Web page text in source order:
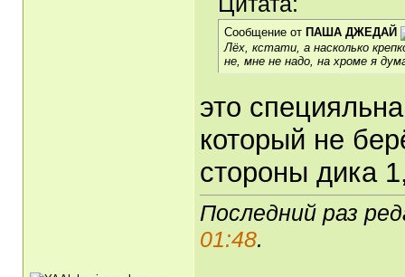
Сообщение от ПАША ДЖЕДАЙ
Лёх, кстати, а насколько
не, мне не надо, на хроме я
это
который не
стороны дика
Последний раз
01:48.